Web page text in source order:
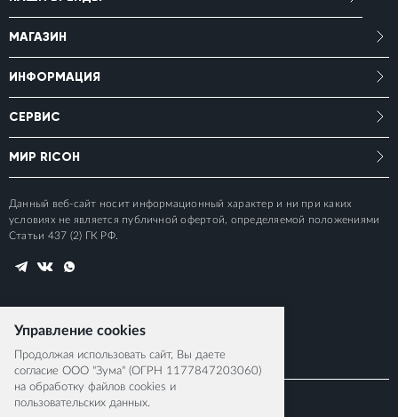
МАГАЗИН
ИНФОРМАЦИЯ
СЕРВИС
МИР RICOH
Данный веб-сайт носит информационный характер и ни при каких
условиях не является публичной офертой, определяемой положениями
Статьи 437 (2) ГК РФ.
© 2015-2026 RICOH IMAGING EUROPE S.A.S
Управление cookies
Продолжая использовать сайт, Вы даете
согласие ООО "Зума" (ОГРН 1177847203060)
на обработку файлов cookies и
пользовательских данных.